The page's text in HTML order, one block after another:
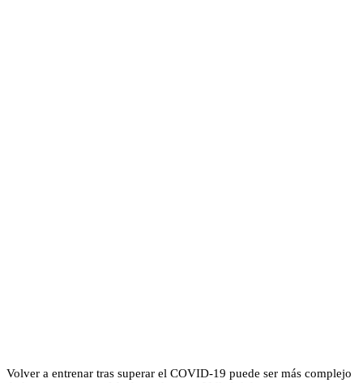
Volver a entrenar tras superar el COVID-19 puede ser más complejo